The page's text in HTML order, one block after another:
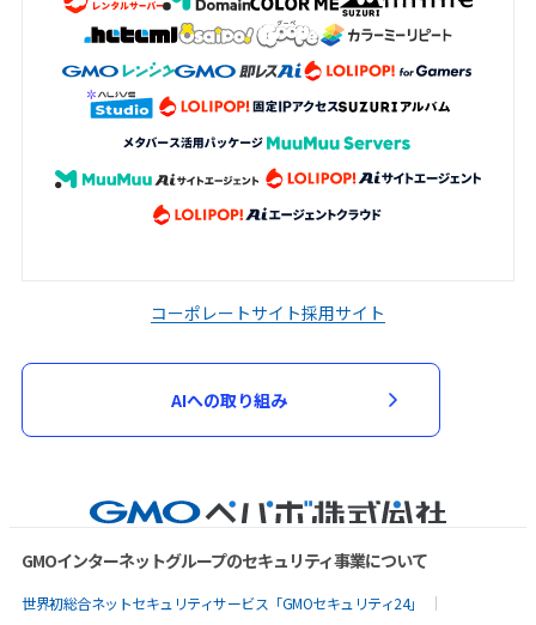
コーポレートサイト採用サイト
AIへの取り組み
GMOインターネットグループのセキュリティ事業について
世界初総合ネットセキュリティサービス「GMOセキュリティ24」